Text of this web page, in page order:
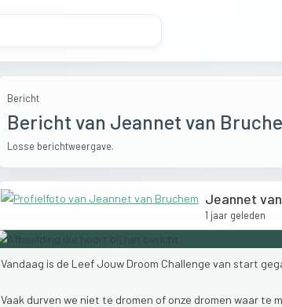
Bericht
Bericht van Jeannet van
Losse berichtweergave.
Jeannet
1 jaar geleden
Vandaag is de Leef Jouw Droom Challenge van start
Vaak durven we niet te dromen of onze dromen waar te